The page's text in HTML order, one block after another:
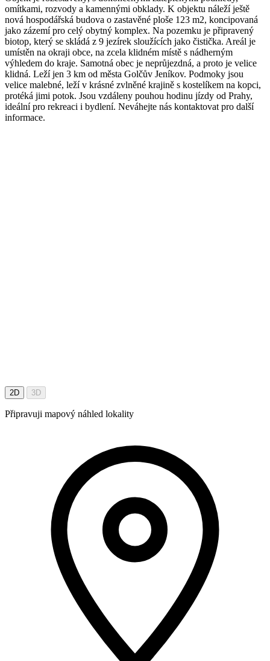
omítkami, rozvody a kamennými obklady. K objektu náleží ještě
nová hospodářská budova o zastavěné ploše 123 m2, koncipovaná
jako zázemí pro celý obytný komplex. Na pozemku je připravený
biotop, který se skládá z 9 jezírek sloužících jako čistička. Areál je
umístěn na okraji obce, na zcela klidném místě s nádherným
výhledem do kraje. Samotná obec je neprůjezdná, a proto je velice
klidná. Leží jen 3 km od města Golčův Jeníkov. Podmoky jsou
velice malebné, leží v krásné zvlněné krajině s kostelíkem na kopci,
protéká jimi potok. Jsou vzdáleny pouhou hodinu jízdy od Prahy,
ideální pro rekreaci i bydlení. Neváhejte nás kontaktovat pro další
informace.
2D 3D
Připravuji mapový náhled lokality